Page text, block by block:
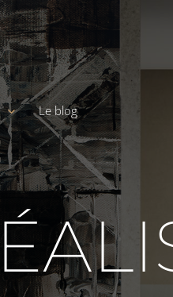
Le blog